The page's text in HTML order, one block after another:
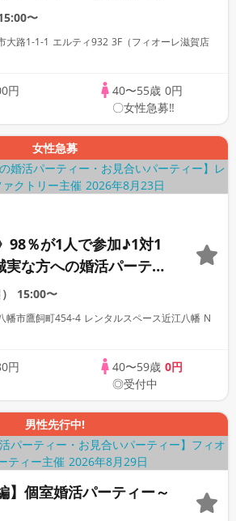
〜
大路1-1-1 エルティ932 3F（フィオーレ滋賀店
円
40〜55歳 0円
〇女性急募‼
女性急募
98％が1人で参加♪1対1
な方への婚活パーティ
15:00〜
幡市鷹飼町454-4 レンタルスペース近江八幡 N
円
40〜59歳 0円
◎受付中
男性先行中!
】個室婚活パーティー～